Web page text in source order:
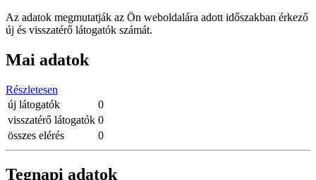
Az adatok megmutatják az Ön weboldalára adott időszakban érkező
új és visszatérő látogatók számát.
Mai adatok
Részletesen
új látogatók
0
visszatérő látogatók 0
összes elérés
0
Tegnapi adatok